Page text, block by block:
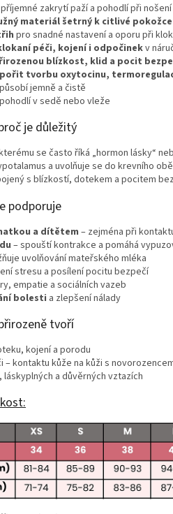
zakrytí paží a pohodlí při nošení
materiál šetrný k citlivé pokožce
pro snadné nastavení a oporu při
péči, kojení i odpočinekv
blízkost, klid a pocit
tvorbu oxytocinu,
jemně a čistě
v sedě nebo vleže
je důležitý
se často říká „hormon lásky“
a uvolňuje se do krevního
s blízkostí, dotekem a pocitem
podporuje
a dítětem – zejména při
– spouští kontrakce a pomáhá
uvolňování mateřského mléka
stresu a posílení pocitu bezpečí
empatie a sociálních vazeb
bolesti a zlepšení nálady
tvoří
kojení a porodu
– kontaktu kůže na kůži s
láskyplných a důvěrných vztazích